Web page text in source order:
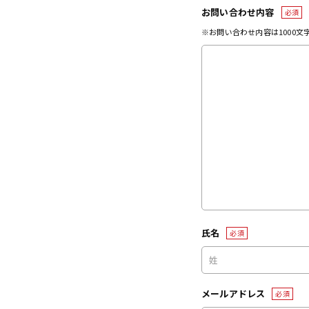
お問い合わせ内容 必須
※お問い合わせ内容は1000文
氏名 必須
メールアドレス 必須